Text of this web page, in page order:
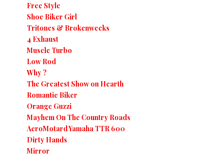
Free Style
Shoe Biker Girl
Tritones & Brokenweeks
4 Exhaust
Muscle Turbo
Low Rod
Why ?
The Greatest Show on Hearth
Romantic Biker
Orange Guzzi
Mayhem On The Country Roads
AeroMotard Yamaha TTR 600
Dirty Hands
Mirror